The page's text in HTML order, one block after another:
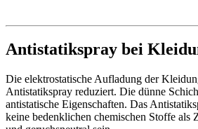
Antistatikspray bei
Die elektrostatische Aufladung der
Antistatikspray reduziert. Die dünne
antistatische Eigenschaften. Das
keine bedenklichen chemischen Stoffe als